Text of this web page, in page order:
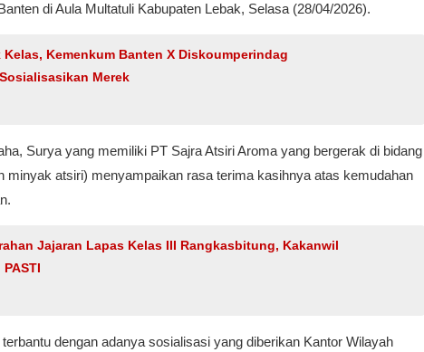
di Aula Multatuli Kabupaten Lebak, Selasa (28/04/2026).
Kelas, Kemenkum Banten X Diskoumperindag
Merek
Surya yang memiliki PT Sajra Atsiri Aroma yang bergerak di bidang
minyak atsiri) menyampaikan rasa terima kasihnya atas kemudahan
Jajaran Lapas Kelas III Rangkasbitung, Kakanwil
dengan adanya sosialisasi yang diberikan Kantor Wilayah